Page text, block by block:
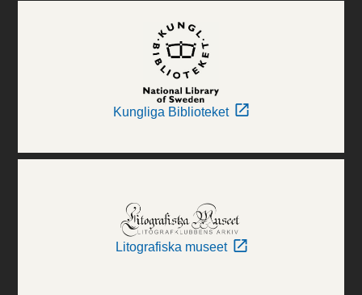
Kungliga Biblioteket
Litografiska museet